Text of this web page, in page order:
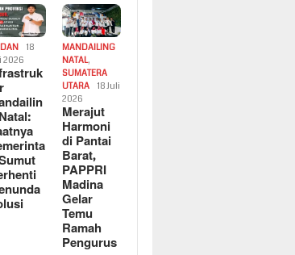
18
2026
MANDAILING
NATAL,
SUMATERA
UTARA
18 Juli
2026
Merajut
Harmoni
di Pantai
Barat,
PAPPRI
Madina
Gelar
Temu
Ramah
Pengurus